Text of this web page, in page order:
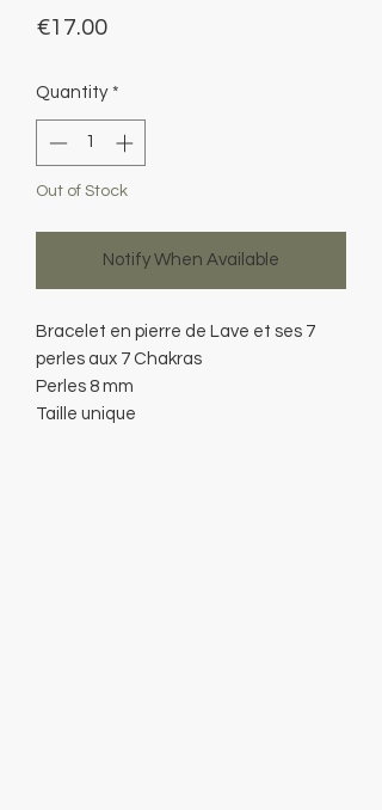
€17.00Price
Quantity *
Out of Stock
Notify When Available
Bracelet en pierre de Lave et ses 7
perles aux 7 Chakras
Perles 8 mm
Taille unique